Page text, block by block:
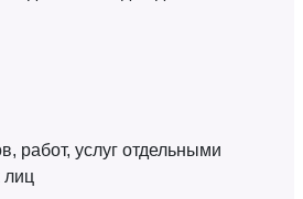
работ, услуг отдельными
лиц